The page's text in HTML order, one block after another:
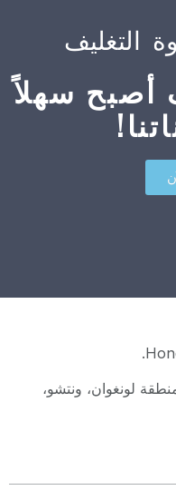
التغليف
أصبح سهلاً
17، رقم 16، طريق بينهاي 2، منطقة لونغوان، ونتشو،